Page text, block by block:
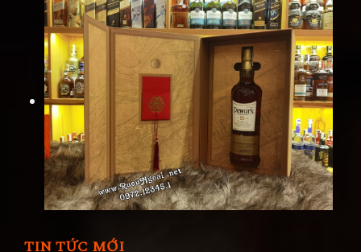
TIN TỨC MỚI